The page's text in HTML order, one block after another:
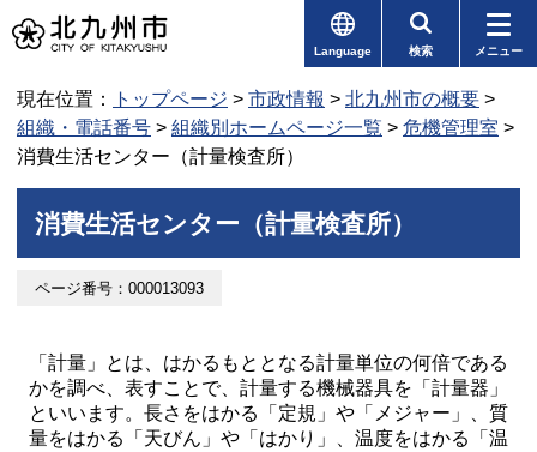
Language 検索 メニュー
現在位置： トップページ > 市政情報 > 北九州市の概要 >
組織・電話番号 > 組織別ホームページ一覧 > 危機管理室 >
消費生活センター（計量検査所）
消費生活センター（計量検査所）
ページ番号：000013093
「計量」とは、はかるもととなる計量単位の何倍である
かを調べ、表すことで、計量する機械器具を「計量器」
といいます。長さをはかる「定規」や「メジャー」、質
量をはかる「天びん」や「はかり」、温度をはかる「温